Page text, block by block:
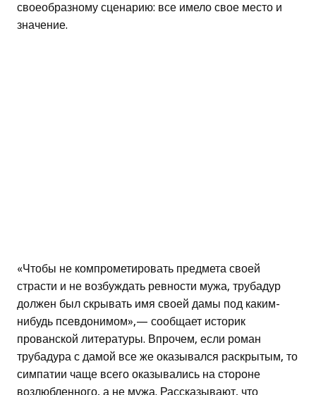
своеобразному сценарию: все имело свое место и
значение.
«Чтобы не компрометировать предмета своей
страсти и не возбуждать ревности мужа, трубадур
должен был скрывать имя своей дамы под каким-
нибудь псевдонимом»,— сообщает историк
прованской литературы. Впрочем, если роман
трубадура с дамой все же оказывался раскрытым, то
симпатии чаще всего оказывались на стороне
возлюбленного, а не мужа. Рассказывают, что